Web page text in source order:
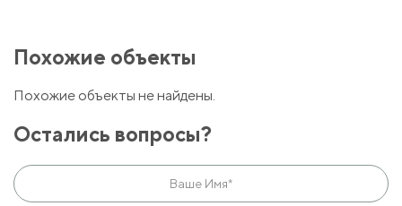
Похожие объекты
Похожие объекты не найдены.
Остались вопросы?